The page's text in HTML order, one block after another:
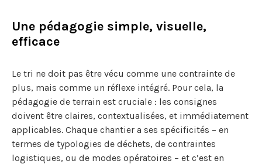
Une pédagogie simple, visuelle,
efficace
Le tri ne doit pas être vécu comme une contrainte de
plus, mais comme un réflexe intégré. Pour cela, la
pédagogie de terrain est cruciale : les consignes
doivent être claires, contextualisées, et immédiatement
applicables. Chaque chantier a ses spécificités – en
termes de typologies de déchets, de contraintes
logistiques, ou de modes opératoires – et c’est en